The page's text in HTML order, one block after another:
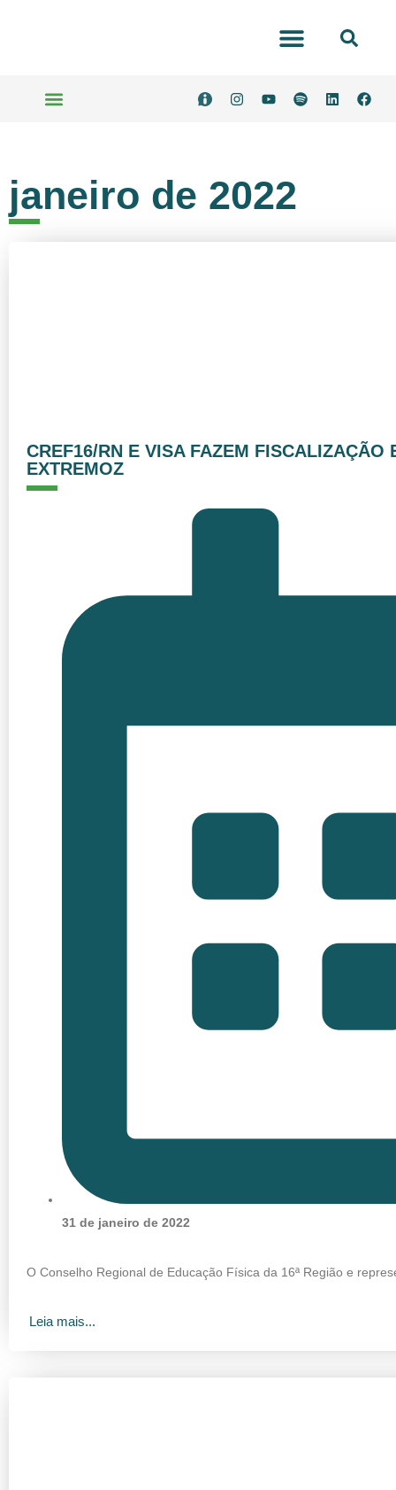
janeiro de 2022
CREF16/RN E VISA FAZEM FISCALIZAÇÃO
EXTREMOZ
31 de janeiro de 2022
O Conselho Regional de Educação Física da 16ª Região e
Leia mais...